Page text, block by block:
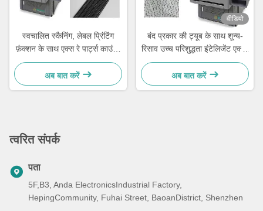
स्वचालित स्कैनिंग, लेबल प्रिंटिंग
फ़ंक्शन के साथ एक्स रे पार्ट्स काउंटर
और सिस्टम से जुड़ा हुआ
अब बात करें
वीडियो
बंद प्रकार की ट्यूब के साथ शून्य-
रिसाव उच्च परिशुद्धता इंटेलिजेंट एक्स-
रे रील काउंटर
अब बात करें
त्वरित संपर्क
पता
5F,B3, Anda ElectronicsIndustrial Factory,
HepingCommunity, Fuhai Street, BaoanDistrict, Shenzhen